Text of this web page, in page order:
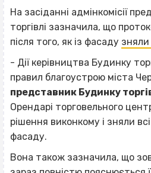
На засіданні адмінкомісії
торгівлі зазначила, що
після того, як із фасаду зняли
- Дії керівництва Будинку
правил благоустрою міста
представник Будинку
Орендарі торговельного
рішення виконкому і зняли
фасаду.
Вона також зазначила, що